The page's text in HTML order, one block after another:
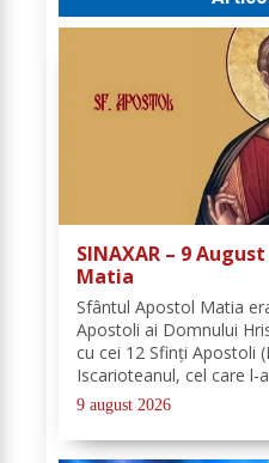
SINAXAR – 9
Matia
Sfântul Apostol Matia
Apostoli ai Domnului
cu cei 12 Sfinţi Apostoli
Iscarioteanul, cel care
pentru 30 de arginţi.
Domnului, comunitatea...
9 august 2026